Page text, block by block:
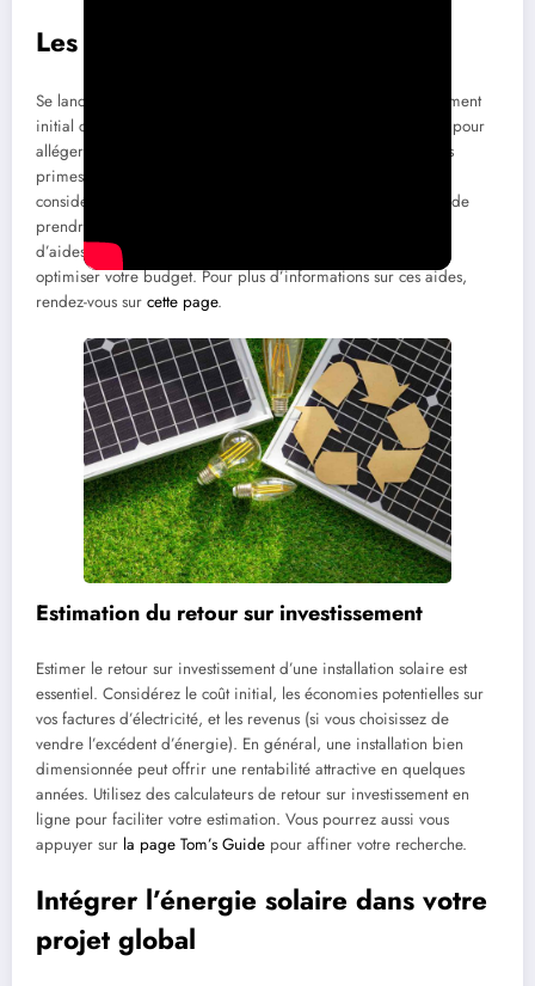
Les aides financières disponibles
Se lancer dans l’énergie solaire peut nécessiter un investissement
initial conséquent. De nombreuses aides financières existent pour
alléger ce coût. Parmi celles-ci figurent
, les
primes énergie et l’éco-prêt à taux zéro. Ces aides peuvent
considérablement réduire le coût de votre installation. Avant de
prendre votre décision, consultez les différents programmes
d’aides et subventions disponibles dans votre région pour
optimiser votre budget. Pour plus d’informations sur ces aides,
rendez-vous sur cette page.
Estimation du retour sur investissement
Estimer le retour sur investissement d’une installation solaire est
essentiel. Considérez le coût initial, les économies potentielles sur
vos factures d’électricité, et les revenus (si vous choisissez de
vendre l’excédent d’énergie). En général, une installation bien
dimensionnée peut offrir une rentabilité attractive en quelques
années. Utilisez des calculateurs de retour sur investissement en
ligne pour faciliter votre estimation. Vous pourrez aussi vous
appuyer sur la page Tom’s Guide pour affiner votre recherche.
Intégrer l’énergie solaire dans votre
projet global